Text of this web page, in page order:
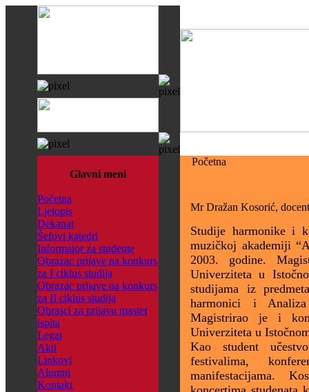
Glavni meni
Početna
Ljetopis
Dekanat
Šefovi katedri
Informator za studente
Obrazac prijave na konkurs
za I ciklus studija
Obrazac prijave na konkurs
za II ciklus studija
Obrasci za prijavu master
ispita
Legat
Akti
Linkovi
Alumni
Kontakt
Početna
Mr Dražan Kosorić, docent
Studije harmonike i
muzičkoj akademiji
2003. godine.
Univerziteta u
studijama iz
harmonici i
Magistrirao je i
Univerziteta u
Kao student
festivalima,
manifestacijama.